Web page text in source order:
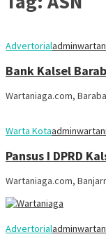
Advertorial
Bank Kalsel
Wartaniaga.com,
Warta Kota
Pansus I DPRD
Wartaniaga.com,
Advertorial